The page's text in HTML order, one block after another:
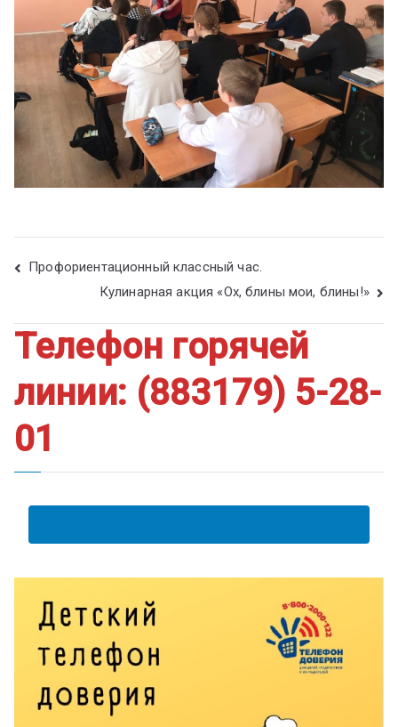
Профориентационный классный час.
Кулинарная акция «Ох, блины мои, блины!»
Телефон горячей
линии: (883179) 5-28-
01